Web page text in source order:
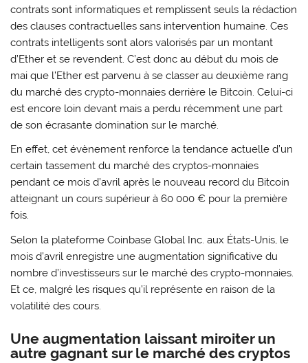
contrats sont informatiques et remplissent seuls la rédaction
des clauses contractuelles sans intervention humaine. Ces
contrats intelligents sont alors valorisés par un montant
d’Ether et se revendent. C’est donc au début du mois de
mai que l’Ether est parvenu à se classer au deuxième rang
du marché des crypto-monnaies derrière le Bitcoin. Celui-ci
est encore loin devant mais a perdu récemment une part
de son écrasante domination sur le marché.
En effet, cet évènement renforce la tendance actuelle d’un
certain tassement du marché des cryptos-monnaies
pendant ce mois d’avril après le nouveau record du Bitcoin
atteignant un cours supérieur à 60 000 € pour la première
fois.
Selon la plateforme Coinbase Global Inc. aux États-Unis, le
mois d’avril enregistre une augmentation significative du
nombre d’investisseurs sur le marché des crypto-monnaies.
Et ce, malgré les risques qu’il représente en raison de la
volatilité des cours.
Une augmentation laissant miroiter un
autre gagnant sur le marché des cryptos